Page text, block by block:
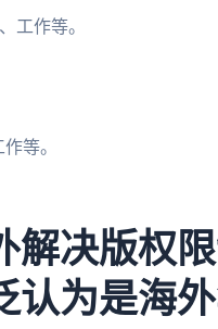
工作等。
等。
解决版权
认为是海